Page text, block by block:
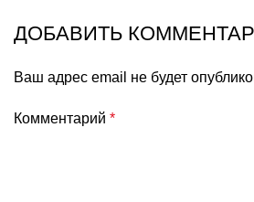
ДОБАВИТЬ
Ваш адрес email не будет
Комментарий *